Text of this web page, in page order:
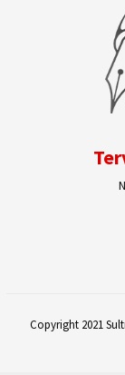
Copyright 2021